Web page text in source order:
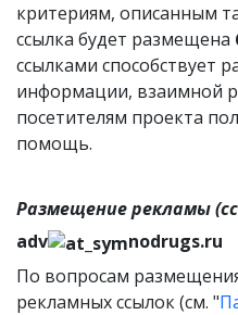
критериям, описанным
ссылка будет размещена
ссылками способствует
информации, взаимной
посетителям проекта
помощь.
Размещение рекламы
adv
nodrugs.ru
По вопросам
рекламных ссылок (см. "